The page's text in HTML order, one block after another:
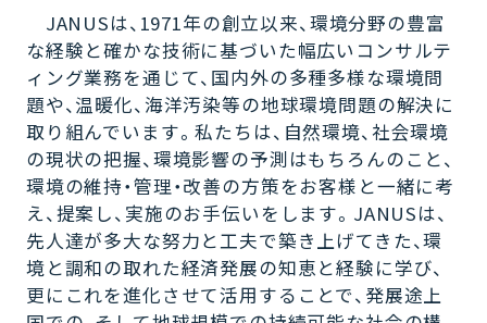
JANUSは、1971年の創立以来、環境分野の豊富
な経験と確かな技術に基づいた幅広いコンサルテ
ィング業務を通じて、国内外の多種多様な環境問
題や、温暖化、海洋汚染等の地球環境問題の解決に
取り組んでいます。私たちは、自然環境、社会環境
の現状の把握、環境影響の予測はもちろんのこと、
環境の維持・管理・改善の方策をお客様と一緒に考
え、提案し、実施のお手伝いをします。JANUSは、
先人達が多大な努力と工夫で築き上げてきた、環
境と調和の取れた経済発展の知恵と経験に学び、
更にこれを進化させて活用することで、発展途上